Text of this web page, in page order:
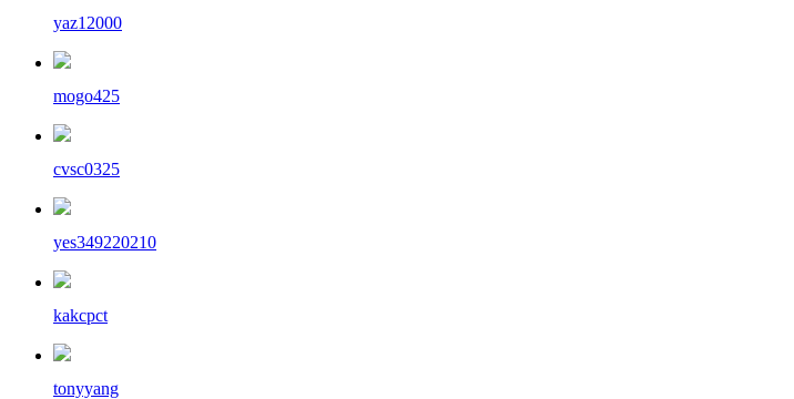
yaz12000
mogo425
cvsc0325
yes349220210
kakcpct
tonyyang